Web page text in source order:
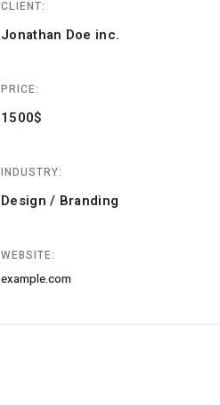
CLIENT:
Jonathan Doe inc.
PRICE:
1500$
INDUSTRY:
Design / Branding
WEBSITE:
example.com